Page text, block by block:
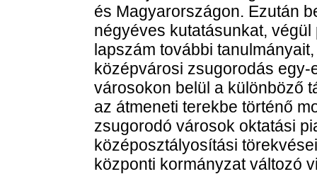
és Magyarországon. Ezután
négyéves kutatásunkat,
lapszám további
középvárosi zsugorodás
városokon belül a különböző
az átmeneti terekbe történő
zsugorodó városok oktatási
középosztályosítási
központi kormányzat változó